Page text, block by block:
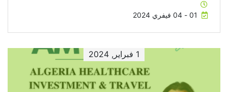
1 فبراير, 2024